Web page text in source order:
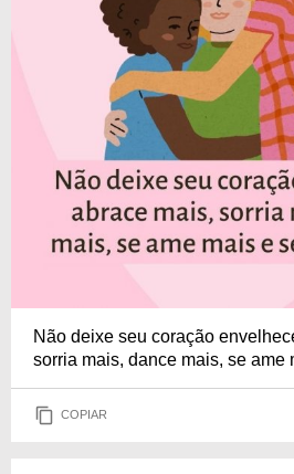
Não deixe seu coração
sorria mais, dance mais, se ame
COPIAR